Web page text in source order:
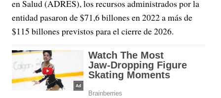
en Salud (ADRES), los recursos administrados por la
entidad pasaron de $71,6 billones en 2022 a más de
$115 billones previstos para el cierre de 2026.